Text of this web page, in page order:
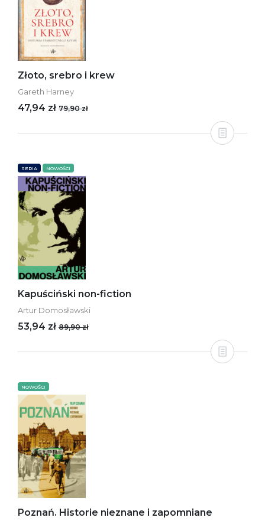
Złoto, srebro i krew
Gareth Harney
47,94 zł 79,90 zł
SERIA NOWOŚCI
Kapuściński non-fiction
Artur Domosławski
53,94 zł 89,90 zł
NOWOŚCI
Poznań. Historie nieznane i zapomniane